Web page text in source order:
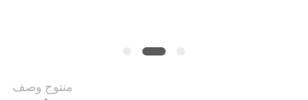
منتوج وصف